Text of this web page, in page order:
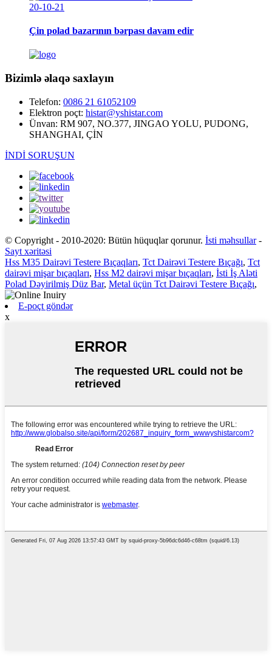
20-10-21
Çin polad bazarının bərpası davam edir
Bizimlə əlaqə saxlayın
Telefon: 0086 21 61052109
Elektron poçt: histar@yshistar.com
Ünvan: RM 907, NO.377, JINGAO YOLU, PUDONG,
SHANGHAI, ÇİN
İNDİ SORUŞUN
© Copyright - 2010-2020: Bütün hüquqlar qorunur. İsti məhsullar-
Sayt xəritəsi
Hss M35 Dairəvi Testere Bıçaqları, Tct Dairəvi Testere Bıçağı, Tct
dairəvi mişar bıçaqları, Hss M2 dairəvi mişar bıçaqları, İsti İş Aləti
Polad Dəyirilmiş Düz Bar, Metal üçün Tct Dairəvi Testere Bıçağı,
E-poçt göndər
x